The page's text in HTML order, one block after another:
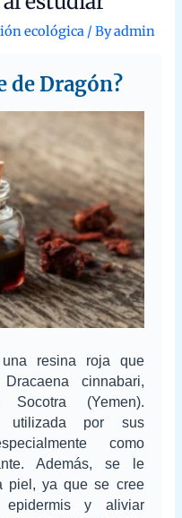
/ By admin
de Dragón?
resina roja que
cinnabari,
(Yemen).
utilizada por sus
como
Además, se le
piel, ya que se cree
y aliviar